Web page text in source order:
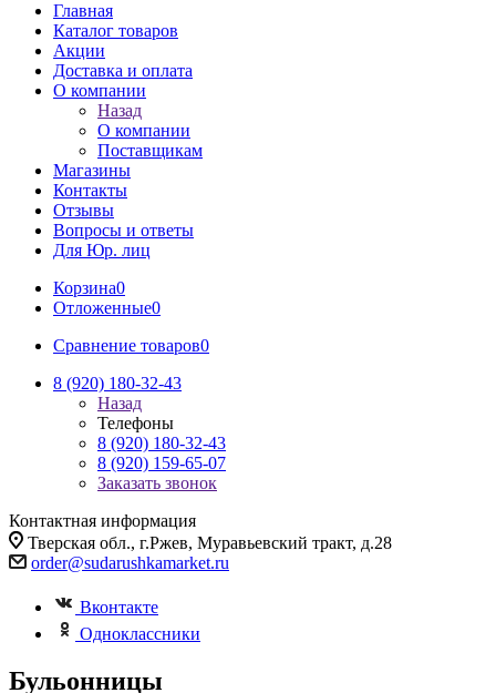
Главная
Каталог товаров
Акции
Доставка и оплата
О компании
Назад
О компании
Поставщикам
Магазины
Контакты
Отзывы
Вопросы и ответы
Для Юр. лиц
Корзина0
Отложенные0
Сравнение товаров0
8 (920) 180-32-43
Назад
Телефоны
8 (920) 180-32-43
8 (920) 159-65-07
Заказать звонок
Контактная информация
Тверская обл., г.Ржев, Муравьевский тракт, д.28
order@sudarushkamarket.ru
Вконтакте
Одноклассники
Бульонницы